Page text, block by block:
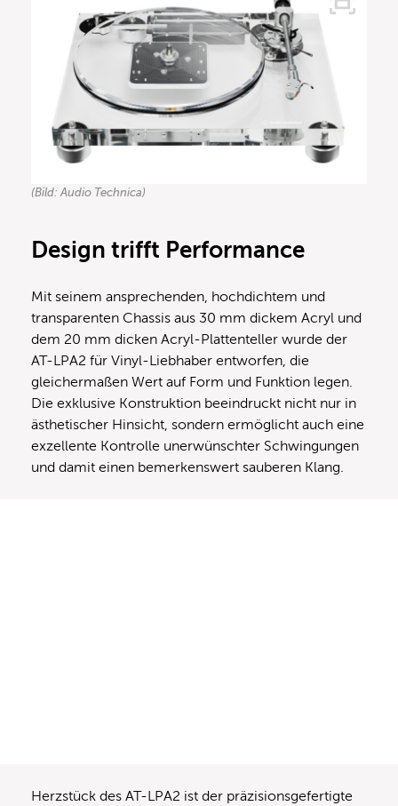
(Bild: Audio Technica)
Design trifft Performance
Mit seinem ansprechenden, hochdichtem und
transparenten Chassis aus 30 mm dickem Acryl und
dem 20 mm dicken Acryl-Plattenteller wurde der
AT-LPA2 für Vinyl-Liebhaber entworfen, die
gleichermaßen Wert auf Form und Funktion legen.
Die exklusive Konstruktion beeindruckt nicht nur in
ästhetischer Hinsicht, sondern ermöglicht auch eine
exzellente Kontrolle unerwünschter Schwingungen
und damit einen bemerkenswert sauberen Klang.
Herzstück des AT-LPA2 ist der präzisionsgefertigte